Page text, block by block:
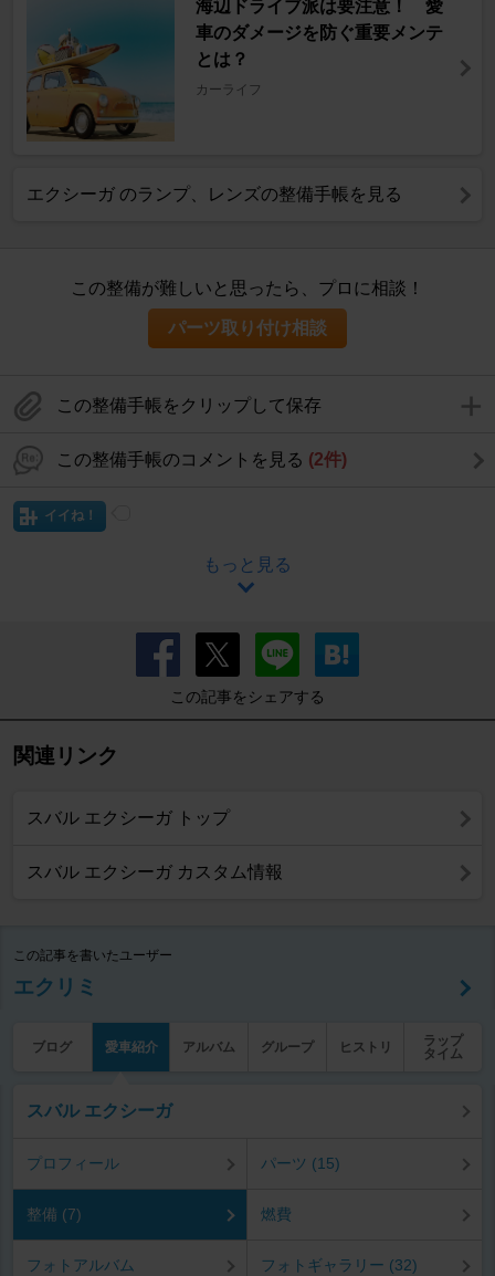
海辺ドライブ派は要注意！ 愛
車のダメージを防ぐ重要メンテ
とは？
カーライフ
エクシーガ のランプ、レンズの整備手帳を見る
この整備が難しいと思ったら、プロに相談！
パーツ取り付け相談
この整備手帳をクリップして保存
この整備手帳のコメントを見る (2件)
イイね！
もっと見る
この記事をシェアする
関連リンク
スバル エクシーガ トップ
スバル エクシーガ カスタム情報
この記事を書いたユーザー
エクリミ
ブログ 愛車紹介 アルバム グループ ヒストリ
ラップ
タイム
スバル エクシーガ
プロフィール パーツ (15)
整備 (7) 燃費
フォトアルバム フォトギャラリー (32)